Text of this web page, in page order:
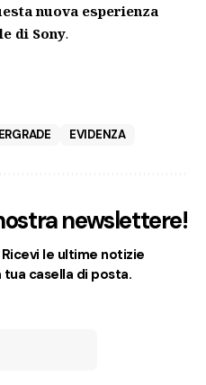
nuova esperienza
di Sony.
EVIDENZA
newslettere!
le ultime notizie
casella di posta.